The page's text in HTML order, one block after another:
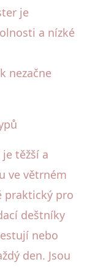
je
a nízké
nezačne
těžší a
ve větrném
praktický pro
deštníky
nebo
den. Jsou